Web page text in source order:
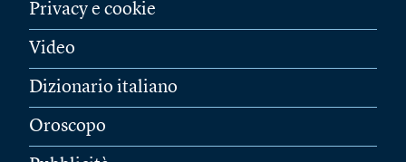
Privacy e cookie
Video
Dizionario italiano
Oroscopo